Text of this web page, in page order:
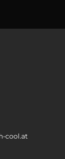
cool.at